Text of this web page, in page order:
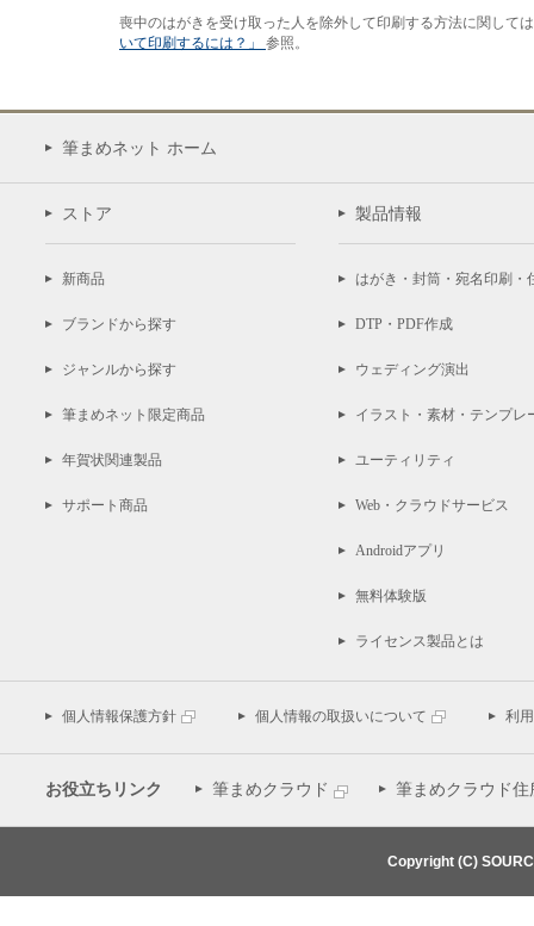
喪中のはがきを受け取った人を除外して印刷する方法に関して
いて印刷するには？」 参照。
筆まめネット ホーム
ストア
新商品
ブランドから探す
ジャンルから探す
筆まめネット限定商品
年賀状関連製品
サポート商品
製品情報
はがき・封筒・宛名印刷・
DTP・PDF作成
ウェディング演出
イラスト・素材・テンプレ
ユーティリティ
Web・クラウドサービス
Androidアプリ
無料体験版
ライセンス製品とは
個人情報保護方針 個人情報の取扱いについて 利
お役立ちリンク 筆まめクラウド 筆まめクラウド住
Copyright (C)